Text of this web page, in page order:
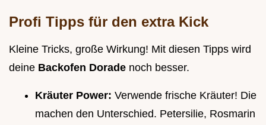
Profi Tipps für den extra Kick
Kleine Tricks, große Wirkung! Mit diesen Tipps wird
deine Backofen Dorade noch besser.
Kräuter Power: Verwende frische Kräuter! Die
machen den Unterschied. Petersilie, Rosmarin